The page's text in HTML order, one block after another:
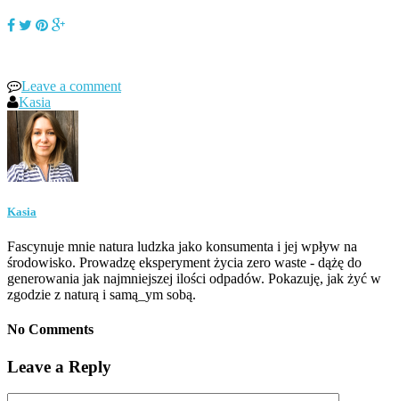
Leave a comment
Kasia
Kasia
Fascynuje mnie natura ludzka jako konsumenta i jej wpływ na
środowisko. Prowadzę eksperyment życia zero waste - dążę do
generowania jak najmniejszej ilości odpadów. Pokazuję, jak żyć w
zgodzie z naturą i samą_ym sobą.
No Comments
Leave a Reply